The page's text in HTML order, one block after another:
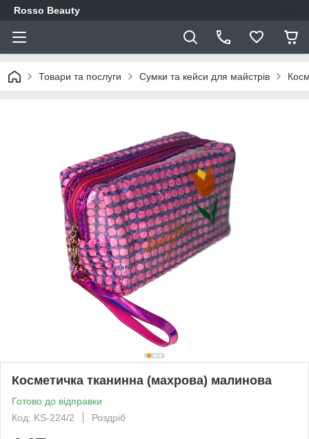
Rosso Beauty
Товари та послуги Сумки та кейси для майстрів
Косметичка тканинна (махрова) малинова
Готово до відправки
Код: KS-224/2
Роздріб